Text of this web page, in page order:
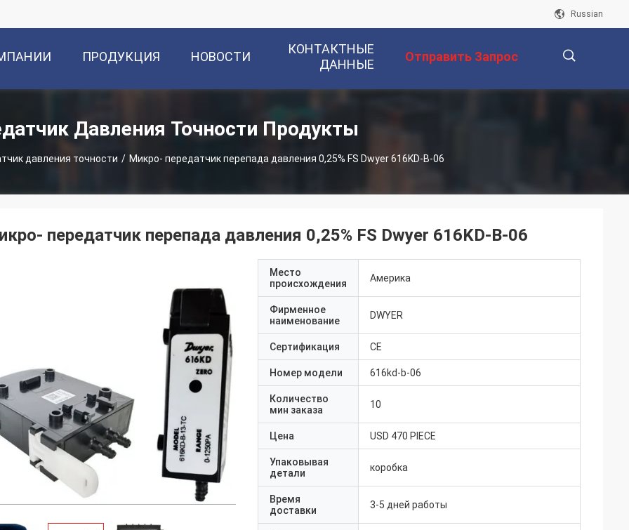
Russian
ПРОДУКЦИЯ НОВОСТИ
КОНТАКТНЫЕ
ДАННЫЕ
Отправить Запрос
Давления Точности Продукты
давления точности / Микро- передатчик перепада давления 0,25% FS Dwyer 616KD-B-06
передатчик перепада давления 0,25% FS Dwyer 616KD-B-06
Место
происхождения
Америка
Фирменное
наименование
DWYER
Сертификация CE
Номер модели 616kd-b-06
Количество
мин заказа
10
Цена USD 470 PIECE
Упаковывая
детали
коробка
Время
доставки
3-5 дней работы